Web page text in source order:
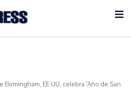
Birmingham, EE UU, celebra "Año de San